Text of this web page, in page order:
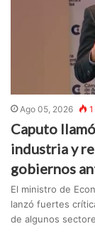
Ago 05, 2026 1
Caputo
industria y
gobiernos
El ministro de
lanzó fuertes
de algunos